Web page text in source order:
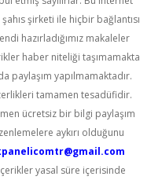
şirketi ile hiçbir bağlantısı
hazırladığımız makaleler
haber niteliği taşımamakta
paylaşım yapılmamaktadır.
tamamen tesadüfidir.
ücretsiz bir bilgi paylaşım
aykırı olduğunu
yasal süre içerisinde